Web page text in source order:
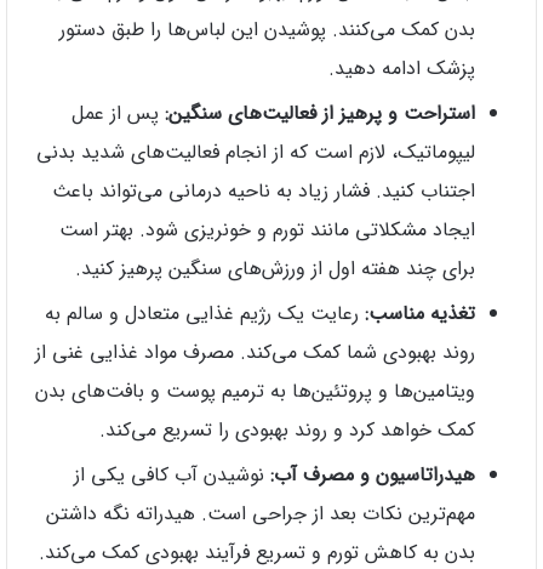
بدن کمک می‌کنند. پوشیدن این لباس‌ها را طبق دستور
پزشک ادامه دهید.
استراحت و پرهیز از فعالیت‌های سنگین: پس از عمل
لیپوماتیک، لازم است که از انجام فعالیت‌های شدید بدنی
اجتناب کنید. فشار زیاد به ناحیه درمانی می‌تواند باعث
ایجاد مشکلاتی مانند تورم و خونریزی شود. بهتر است
برای چند هفته اول از ورزش‌های سنگین پرهیز کنید.
تغذیه مناسب: رعایت یک رژیم غذایی متعادل و سالم به
روند بهبودی شما کمک می‌کند. مصرف مواد غذایی غنی از
ویتامین‌ها و پروتئین‌ها به ترمیم پوست و بافت‌های بدن
کمک خواهد کرد و روند بهبودی را تسریع می‌کند.
هیدراتاسیون و مصرف آب: نوشیدن آب کافی یکی از
مهم‌ترین نکات بعد از جراحی است. هیدراته نگه داشتن
بدن به کاهش تورم و تسریع فرآیند بهبودی کمک می‌کند.